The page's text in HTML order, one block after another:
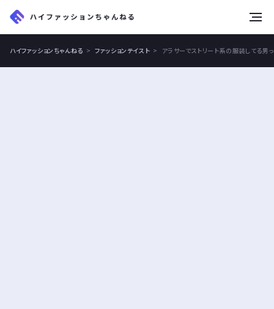
ハイファッションちゃんねる ファッションテイスト アラサーでストリート系の服装してる男